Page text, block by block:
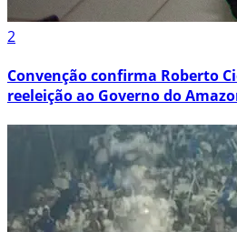
2
Convenção confirma Roberto
reeleição ao Governo do